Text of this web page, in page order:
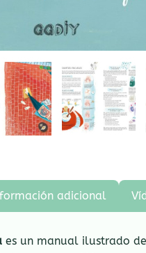
adicional
es un manual ilustrado